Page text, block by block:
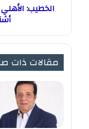
الخطيب:
مقالات ذات